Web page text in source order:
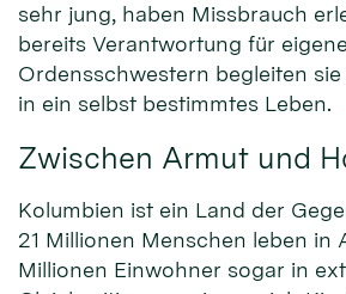
sehr jung, haben Missbrauch
bereits Verantwortung für
Ordensschwestern begleiten
in ein selbst bestimmtes Leben.
Zwischen Armut und
Kolumbien ist ein Land der
21 Millionen Menschen leben in
Millionen Einwohner sogar in